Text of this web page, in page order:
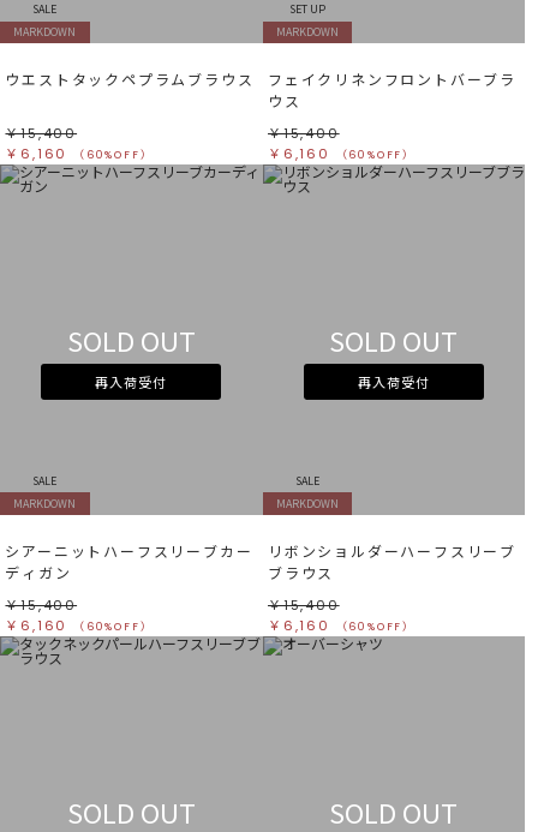
SALE
MARKDOWN
ウエストタックペプラムブラウス
￥15,400
￥6,160
（60%OFF）
SET UP
MARKDOWN
フェイクリネンフロントバーブラ
ウス
￥15,400
￥6,160
（60%OFF）
SOLD OUT
再入荷受付
SALE
MARKDOWN
シアーニットハーフスリーブカー
ディガン
￥15,400
￥6,160
（60%OFF）
SOLD OUT
再入荷受付
SALE
MARKDOWN
リボンショルダーハーフスリーブ
ブラウス
￥15,400
￥6,160
（60%OFF）
SOLD OUT SOLD OUT